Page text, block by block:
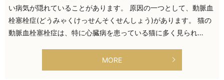
い病気が隠れていることがあります。 原因の一つとして、動脈血
栓塞栓症(どうみゃくけっせんそくせんしょう)があります。 猫の
動脈血栓塞栓症は、特に心臓病を患っている猫に多く見られ…
MORE